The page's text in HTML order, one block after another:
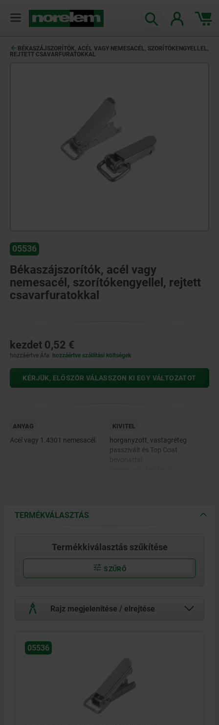
BÉKASZÁJSZORÍTÓK, ACÉL VAGY NEMESACÉL, SZORÍTÓKENGYELLEL,
REJTETT CSAVARFURATOKKAL
05536
Békaszájszorítók, acél vagy
nemesacél, szorítókengyellel, rejtett
csavarfuratokkal
kezdet 0,52 €
hozzáértve Áfa hozzáértve szállítási költségek
KÉRJÜK, ELŐSZÖR VÁLASSZON KI EGY VÁLTOZATOT
ANYAG
Acél vagy 1.4301 nemesacél.
KIVITEL
horganyzott, vastagréteg
passzivált és Top Coat
TERMÉKVÁLASZTÁS
Termékkiválasztás szűkítése
SZŰRŐ
Rajz megjelenítése / elrejtése
05536